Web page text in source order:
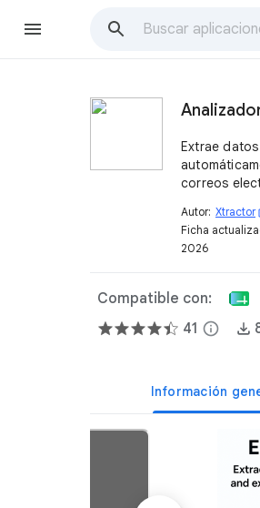
Extrae datos
correos
regulares o
correos en
solo clic.
Autor: Xtractor
Ficha
2026
Compatible con:
41 info
Información